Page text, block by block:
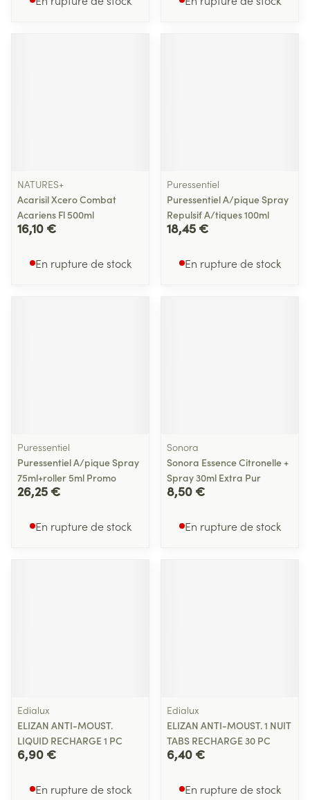
NATURES+
Acarisil Xcero Combat
Acariens Fl 500ml
16,10 €
En rupture de stock
Puressentiel
Puressentiel A/pique Spray
Repulsif A/tiques 100ml
18,45 €
En rupture de stock
Puressentiel
Puressentiel A/pique Spray
75ml+roller 5ml Promo
26,25 €
En rupture de stock
Sonora
Sonora Essence Citronelle +
Spray 30ml Extra Pur
8,50 €
En rupture de stock
Edialux
ELIZAN ANTI-MOUST.
LIQUID RECHARGE 1 PC
6,90 €
En rupture de stock
Edialux
ELIZAN ANTI-MOUST. 1 NUIT
TABS RECHARGE 30 PC
6,40 €
En rupture de stock